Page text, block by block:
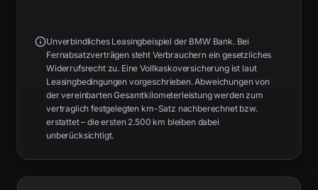
Unverbindliches Leasingbeispiel der BMW Bank. Bei
Fernabsatzverträgen steht Verbrauchern ein gesetzliches
Widerrufsrecht zu. Eine Vollkaskoversicherung ist laut
Leasingbedingungen vorgeschrieben. Abweichungen von
der vereinbarten Gesamtkilometerleistung werden zum
vertraglich festgelegten km-Satz nachberechnet bzw.
erstattet – die ersten 2.500 km bleiben dabei
unberücksichtigt.